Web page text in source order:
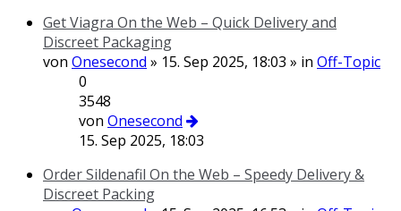
Get Viagra On the Web – Quick Delivery and
Discreet Packaging
von Onesecond » 15. Sep 2025, 18:03 » in Off-Topic
0
3548
von Onesecond
15. Sep 2025, 18:03
Order Sildenafil On the Web – Speedy Delivery &
Discreet Packing